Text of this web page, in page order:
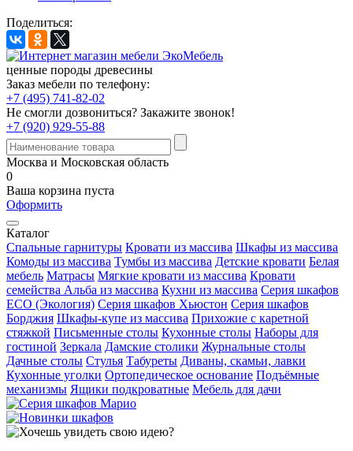
Поделиться:
ценные породы древесины
Заказ мебели по телефону:
+7 (495) 741-82-02
Не смогли дозвониться? Закажите звонок!
+7 (920) 929-55-88
Москва и Московская область
0
Ваша корзина пуста
Оформить
Каталог
Спальные гарнитуры Кровати из массива Шкафы из массива
Комоды из массива Тумбы из массива Детские кровати Белая
мебель Матрасы Мягкие кровати из массива Кровати
семейства Альба из массива Кухни из массива Серия шкафов
ECO (Экология) Серия шкафов Хьюстон Серия шкафов
Борджия Шкафы-купе из массива Прихожие с каретной
стяжкой Письменные столы Кухонные столы Наборы для
гостиной Зеркала Дамские столики Журнальные столы
Дачные столы Стулья Табуреты Диваны, скамьи, лавки
Кухонные уголки Ортопедическое основание Подъёмные
механизмы Ящики подкроватные Мебель для дачи